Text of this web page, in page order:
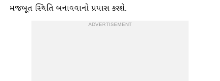
મજબૂત સ્થિતિ બનાવવાનો પ્રયાસ કરશે.
ADVERTISEMENT